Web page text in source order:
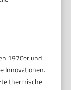
1970er und
Innovationen.
thermische